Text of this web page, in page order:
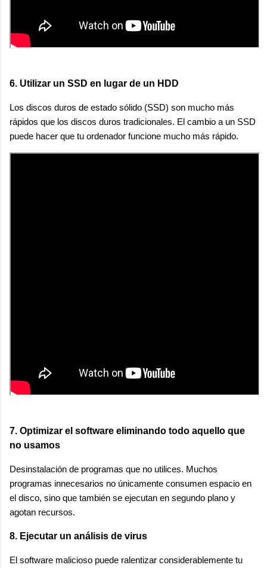
6. Utilizar un SSD en lugar de un HDD
Los discos duros de estado sólido (SSD) son mucho más
rápidos que los discos duros tradicionales. El cambio a un SSD
puede hacer que tu ordenador funcione mucho más rápido.
7. Optimizar el software eliminando todo aquello que
no usamos
Desinstalación de programas que no utilices. Muchos
programas innecesarios no únicamente consumen espacio en
el disco, sino que también se ejecutan en segundo plano y
agotan recursos.
8. Ejecutar un análisis de virus
El software malicioso puede ralentizar considerablemente tu